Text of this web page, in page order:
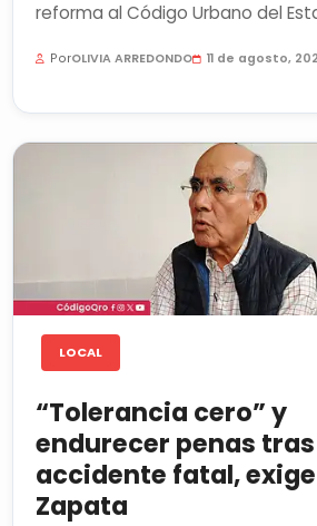
reforma al Código Urbano del
PorOLIVIA ARREDONDO 11 de agosto,
LOCAL
“Tolerancia cero” y
endurecer penas tras
accidente fatal, exige
Zapata